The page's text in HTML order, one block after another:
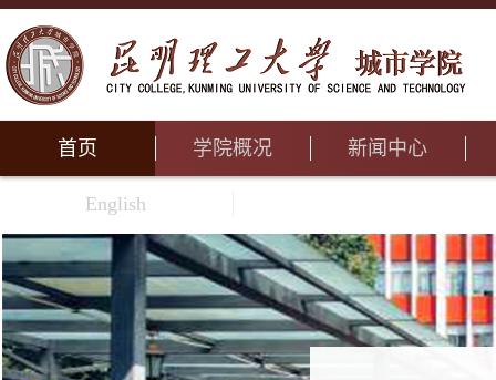
首页 学院概况 新闻中心
English